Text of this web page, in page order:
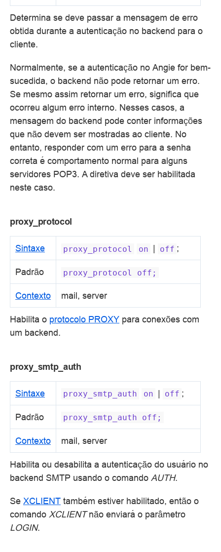
Determina se deve passar a mensagem de erro
obtida durante a autenticação no backend para o
cliente.
Normalmente, se a autenticação no Angie for bem-
sucedida, o backend não pode retornar um erro.
Se mesmo assim retornar um erro, significa que
ocorreu algum erro interno. Nesses casos, a
mensagem do backend pode conter informações
que não devem ser mostradas ao cliente. No
entanto, responder com um erro para a senha
correta é comportamento normal para alguns
servidores POP3. A diretiva deve ser habilitada
neste caso.
proxy_protocol
Sintaxe proxy_protocol on | off ;
Padrão proxy_protocol off;
Contexto mail, server
Habilita o protocolo PROXY para conexões com
um backend.
proxy_smtp_auth
Sintaxe proxy_smtp_auth on | off ;
Padrão proxy_smtp_auth off;
Contexto mail, server
Habilita ou desabilita a autenticação do usuário no
backend SMTP usando o comando AUTH.
Se XCLIENT também estiver habilitado, então o
comando XCLIENTnão enviará o parâmetro
LOGIN.